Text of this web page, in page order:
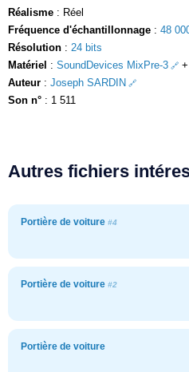
Réalisme : Réel
Fréquence d'échantillonnage : 48
Résolution : 24 bits
Matériel : SoundDevices MixPre-3
+
Auteur : Joseph SARDIN
Son n° : 1 511
Autres fichiers
Portière de voiture #4
Portière de voiture #2
Portière de voiture